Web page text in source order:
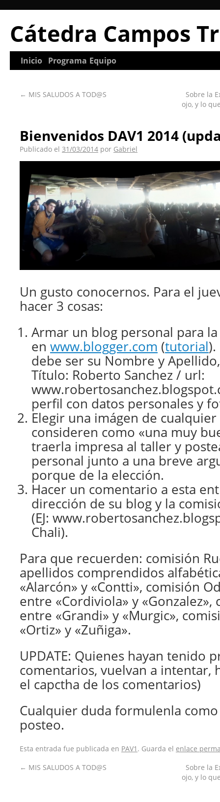
Cátedra Campos
Inicio Programa Equipo
← MIS SALUDOS A TOD@S
Sobre la
ojo, y lo
Bienvenidos DAV1 2014
Publicado el 31/03/2014 por Gabriel
Un gusto conocernos. Para el
hacer 3 cosas:
Armar un blog personal para
en www.blogger.com (tutorial
debe ser su Nombre y
Título: Roberto Sanchez / url:
perfil con datos personales y
Elegir una imágen de
consideren como «una muy
traerla impresa al taller y
personal junto a una breve
porque de la elección.
Hacer un comentario a esta
dirección de su blog y la
(EJ:
Chali).
Para que recuerden: comisión
apellidos comprendidos
«Alarcón» y «Contti», comisión
entre «Cordiviola» y «Gonzalez»,
entre «Grandi» y «Murgic»,
«Ortiz» y «Zuñiga».
UPDATE: Quienes hayan tenido
comentarios, vuelvan a intentar,
el capctha de los comentarios)
Cualquier duda formulenla
posteo.
Esta entrada fue publicada en PAV1 . Guarda el enlace
← MIS SALUDOS A TOD@S
Sobre la
ojo, y lo